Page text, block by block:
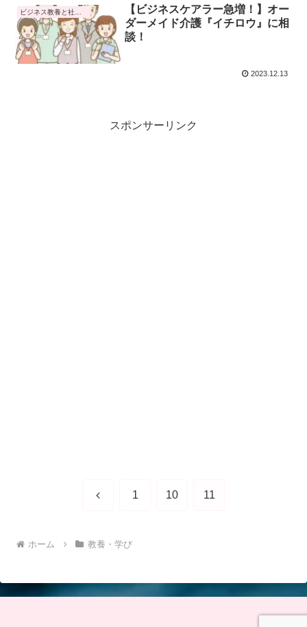
ビジネス教養と社会トレンド
【ビジネスケアラー急増！】オー
ダーメイド介護『イチロウ』に相
談！
2023.12.13
スポンサーリンク
前 1 10 11
ホーム 教養・学び